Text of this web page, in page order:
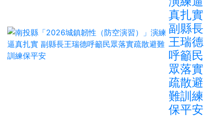
真扎實
副縣長
王瑞德
呼籲民
眾落實
疏散避
難訓練
保平安